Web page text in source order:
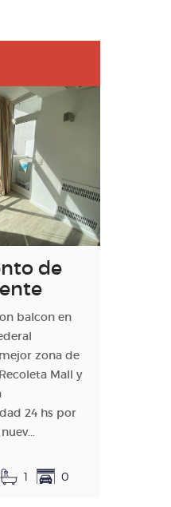
de
balcon en
zona de
Mall y
24 hs por
1 0